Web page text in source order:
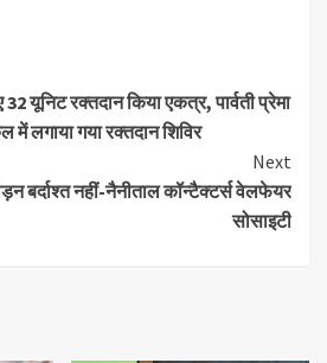
यूनिट रक्तदान किया एकत्र, पार्वती प्रेमा
में लगाया गया रक्तदान शिविर
Next
बर्दाश्त नहीं-नैनीताल कॉन्टैक्टर्स वेलफेयर
सोसाइटी